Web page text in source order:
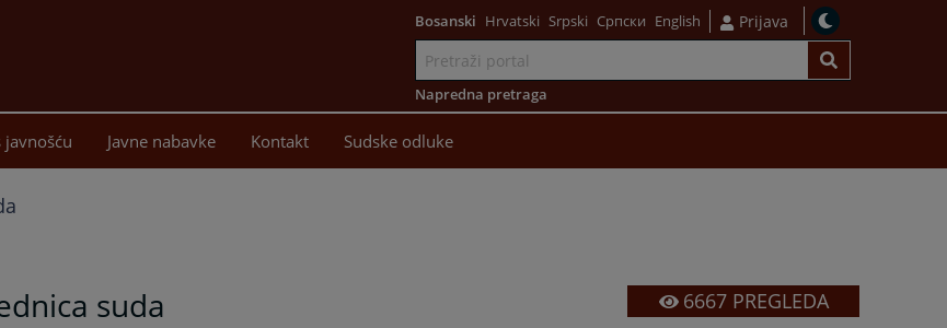
sadržaj
Bosanski Hrvatski Srpski Српски English Prijava
Napredna pretraga
javnošću Javne nabavke Kontakt Sudske odluke
suda 6667PREGLEDA